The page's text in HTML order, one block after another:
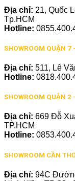
Địa chỉ: 21, Quốc
Tp.HCM
Hotline:
SHOWROOM QUẬN 7
Địa chỉ: 511, Lê
Hotline:
SHOWROOM QUẬN 2
Địa chỉ: 669 Đỗ
TP.HCM
Hotline:
SHOWROOM CẦN
Địa chỉ: 94C